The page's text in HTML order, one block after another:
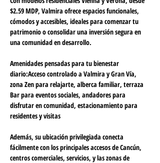
$2.59 MDP, Valmira ofrece espacios funcionales,
cómodos y accesibles, ideales para comenzar tu
patrimonio o consolidar una inversión segura en
una comunidad en desarrollo.
Amenidades pensadas para tu bienestar
diario:Acceso controlado a Valmira y Gran Vía,
zona Zen para relajarte, alberca familiar, terraza
Bar para eventos sociales, andadores para
disfrutar en comunidad, estacionamiento para
residentes y visitas
Además, su ubicación privilegiada conecta
fácilmente con los principales accesos de Cancún,
centros comerciales, servicios, y las zonas de